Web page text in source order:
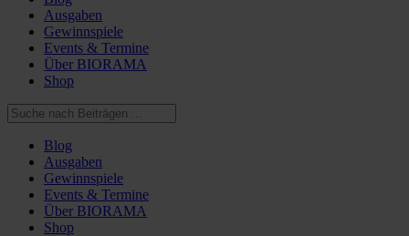
Ausgaben
Gewinnspiele
Events & Termine
Über BIORAMA
Shop
Blog
Ausgaben
Gewinnspiele
Events & Termine
Über BIORAMA
Shop